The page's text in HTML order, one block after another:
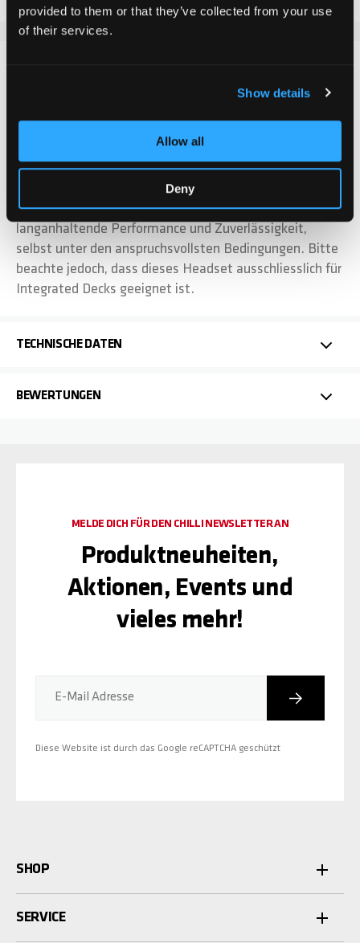
provided to them or that they’ve collected from your use
of their services.
Show details
Allow all
Deny
bist, dann ist dieses Modell genau das Richtige. Es
zeichnet sich durch geschlossene Kugellager und einen
robusten Metallring aus, welche zusammen eine
optimale Haltbarkeit gewährleisten. Dies sorgt für eine
langanhaltende Performance und Zuverlässigkeit,
selbst unter den anspruchsvollsten Bedingungen. Bitte
beachte jedoch, dass dieses Headset ausschliesslich für
Integrated Decks geeignet ist.
TECHNISCHE DATEN
BEWERTUNGEN
E-Mail Adresse
Diese Website ist durch das Google reCAPTCHA geschützt
MELDE DICH FÜR DEN CHILLI NEWSLETTER AN
Produktneuheiten,
Aktionen, Events und
vieles mehr!
SHOP
SERVICE